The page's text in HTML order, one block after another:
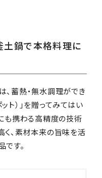
土鍋で本格料理に
蓄熱・無水調理ができ
）」を贈ってみてはい
も携わる高精度の技術
、素材本来の旨味を活
す。